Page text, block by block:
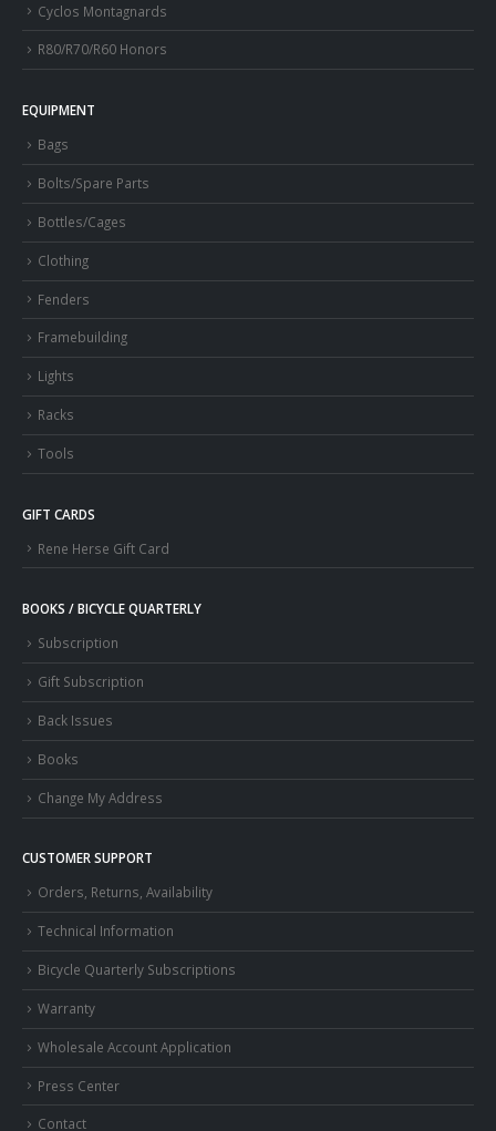
Cyclos Montagnards
R80/R70/R60 Honors
EQUIPMENT
Bags
Bolts/Spare Parts
Bottles/Cages
Clothing
Fenders
Framebuilding
Lights
Racks
Tools
GIFT CARDS
Rene Herse Gift Card
BOOKS / BICYCLE QUARTERLY
Subscription
Gift Subscription
Back Issues
Books
Change My Address
CUSTOMER SUPPORT
Orders, Returns, Availability
Technical Information
Bicycle Quarterly Subscriptions
Warranty
Wholesale Account Application
Press Center
Contact